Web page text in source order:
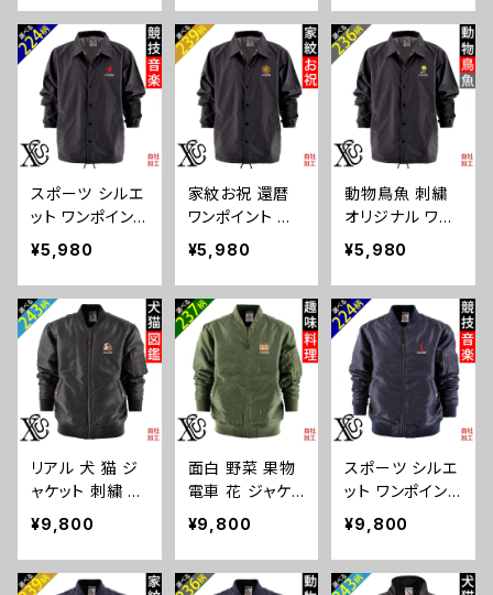
一重 防水 撥水
迷彩 防風 ジャ
ケットアウター
自社ブランド ロ
ゴ グッズ 柄 お
しゃれ プレゼン
ト 馬 鳥 インコ
文鳥 パンダ 魚
動物 ori-am-jkt
5-b06-s
チ メンズ ワンポ
イント ドローコ
ード ステッチワ
ーク ネック 通
気性 撥水性 和
グッズ 柄 柴犬
チワワ シーズー
シュナウザー パ
グ フレンチブル
ドッグ X-CLOT
HES 猫図鑑 犬
4-b10-s
付 オリジナル コ
ーチ メンズ ワン
ポイント ドロー
コード ステッチ
ワーク ネック 通
気性 撥水性 和
柄 グッズ ori-a
m-jkt4-b09-s
スポーツ シルエ
ット ワンポイント
刺繍 裏地付 オ
リジナル コーチ
ジャケット メン
ズ ドローコード
ステッチワーク
ネック 通気性
撥水性 和柄 ブ
ラック 父の日 卒
業 記念品 部活
卒団 サッカー
バスケ テニス プ
レゼント 誕生日
ori-am-jkt4-b
¥5,980
家紋お祝 還暦
ワンポイント 刺
繍 オリジナル
裏地付 コーチ
ジャケット メン
ズ ドローコード
ステッチワーク
ネック 通気性
撥水性 和柄 ブ
ラック 父の日 グ
ッズ 柄 丸に 五
瓜 桔梗 巴 藤
羽 菱 唐花 木瓜
蔦 桐 織田信長
ori-am-jkt4-b
¥5,980
動物鳥魚 刺繍
オリジナル ワン
ポイント裏地付
コーチ ジャケッ
ト メンズ ワンポ
イント ドローコ
ード ステッチワ
ーク ネック 通
気性 撥水性 ブ
ラック 父の日 柄
馬 鳥 豚 魚 グッ
ズ ori-am-jkt4-
b06-s
¥5,980
リアル 犬 猫 ジ
ャケット 刺繍 プ
レゼント 中綿 オ
リジナル MA-1
ミリタリー メン
ズ ワンポイント
¥9,800
面白 野菜 果物
電車 花 ジャケッ
ト リアル 刺繍
プレゼント 中綿
オリジナル MA-
1 ミリタリー メン
¥9,800
スポーツ シルエ
ット ワンポイント
刺繍 中綿 オリ
ジナル MA-1 ジ
ャケット ミリタリ
ー メンズ ブルゾ
¥9,800